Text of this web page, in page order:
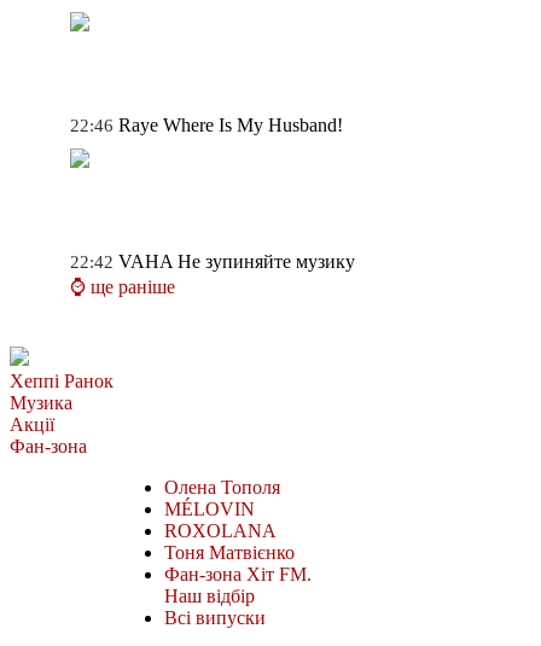
22:46 Raye Where Is My Husband!
22:42 VAHA Не зупиняйте музику
⌚ ще раніше
Хеппі Ранок
Музика
Акції
Фан-зона
Олена Тополя
MÉLOVIN
ROXOLANA
Тоня Матвієнко
Фан-зона Хіт FM.
Наш відбір
Всі випуски